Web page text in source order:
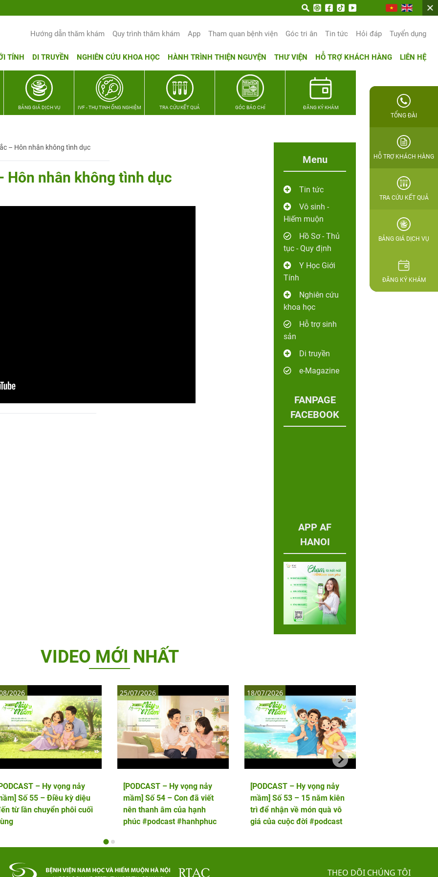
Hướng dẫn thăm khám Quy trình thăm khám App Tham quan bệnh viện Góc tri ân Tin tức Hỏi đáp Tuyển dụng
TÍNH DI TRUYỀN NGHIÊN CỨU KHOA HỌC HÀNH TRÌNH THIỆN NGUYỆN THƯ VIỆN HỖ TRỢ KHÁCH HÀNG LIÊN HỆ
BẢNG GIÁ DỊCH VỤ IVF - THỤ TINH ỐNG NGHIỆM TRA CỨU KẾT QUẢ GÓC BÁO CHÍ ĐĂNG KÝ KHÁM
– Hôn nhân không tình dục
Hôn nhân không tình dục
Menu
Tin tức
Vô sinh -
Hiếm muộn
Hồ Sơ - Thủ
tục - Quy định
Y Học Giới
Tính
Nghiên cứu
khoa học
Hỗ trợ sinh
sản
Di truyền
e-Magazine
FANPAGE
FACEBOOK
APP AF
HANOI
VIDEO MỚI NHẤT
– Hy vọng nảy
Số 55 – Điều kỳ diệu
từ lần chuyển phôi cuối
2026
[PODCAST – Hy vọng nảy
mầm] Số 54 – Con đã viết
nên thanh âm của hạnh
phúc #podcast #hanhphuc
25/07/2026
[PODCAST – Hy vọng nảy
mầm] Số 53 – 15 năm kiên
trì để nhận về món quà vô
giá của cuộc đời #podcast
18/07/2026
THEO DÕI CHÚNG TÔI
TỔNG ĐÀI
HỖ TRỢ KHÁCH HÀNG
TRA CỨU KẾT QUẢ
BẢNG GIÁ DỊCH VỤ
ĐĂNG KÝ KHÁM